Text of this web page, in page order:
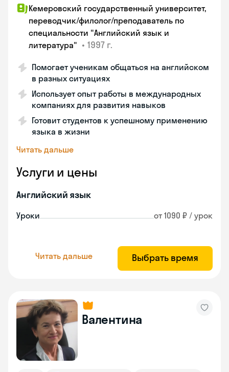
Кемеровский государственный университет,
переводчик/филолог/преподаватель по
специальности "Английский язык и
литература" • 1997 г.
Помогает ученикам общаться на английском
в разных ситуациях
Использует опыт работы в международных
компаниях для развития навыков
Готовит студентов к успешному применению
языка в жизни
Читать дальше
Услуги и цены
Английский язык
Уроки от 1090 ₽ / урок
Читать дальше Выбрать время
Валентина